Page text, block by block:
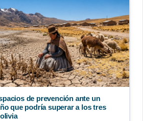
de prevención ante un
que podría superar a los tres